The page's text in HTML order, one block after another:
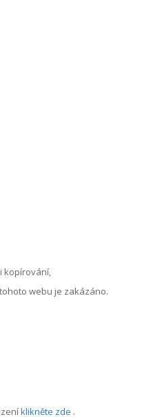
kopírování,
webu je zakázáno.
klikněte zde .